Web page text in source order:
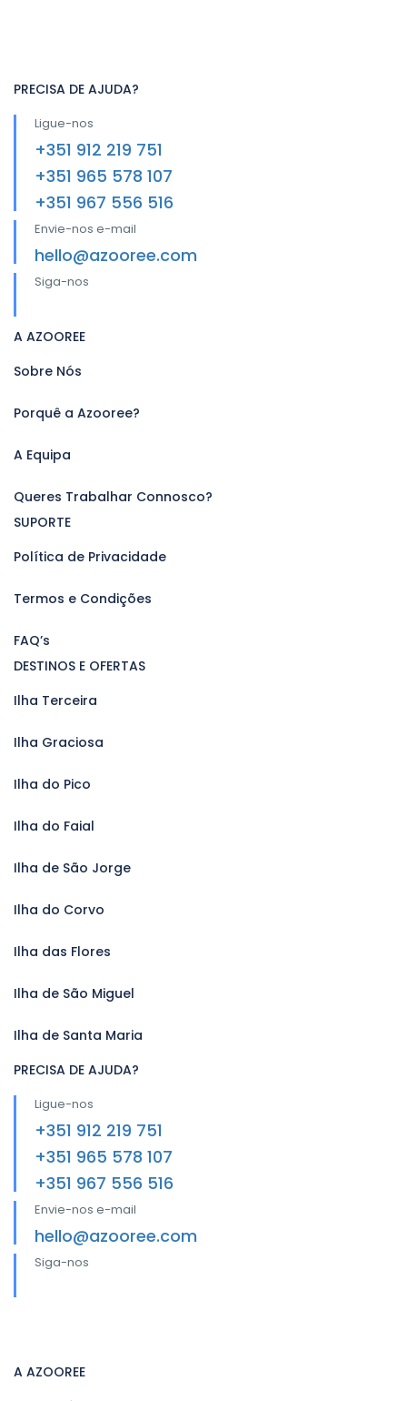
PRECISA DE AJUDA?
Ligue-nos
+351 912 219 751
+351 965 578 107
+351 967 556 516
Envie-nos e-mail
hello@azooree.com
Siga-nos
A AZOOREE
Sobre Nós
Porquê a Azooree?
A Equipa
Queres Trabalhar Connosco?
SUPORTE
Política de Privacidade
Termos e Condições
FAQ’s
DESTINOS E OFERTAS
Ilha Terceira
Ilha Graciosa
Ilha do Pico
Ilha do Faial
Ilha de São Jorge
Ilha do Corvo
Ilha das Flores
Ilha de São Miguel
Ilha de Santa Maria
PRECISA DE AJUDA?
Ligue-nos
+351 912 219 751
+351 965 578 107
+351 967 556 516
Envie-nos e-mail
hello@azooree.com
Siga-nos
A AZOOREE